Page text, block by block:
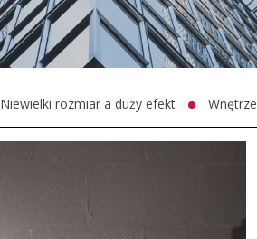
Niewielki rozmiar a duży efekt Wnętrze